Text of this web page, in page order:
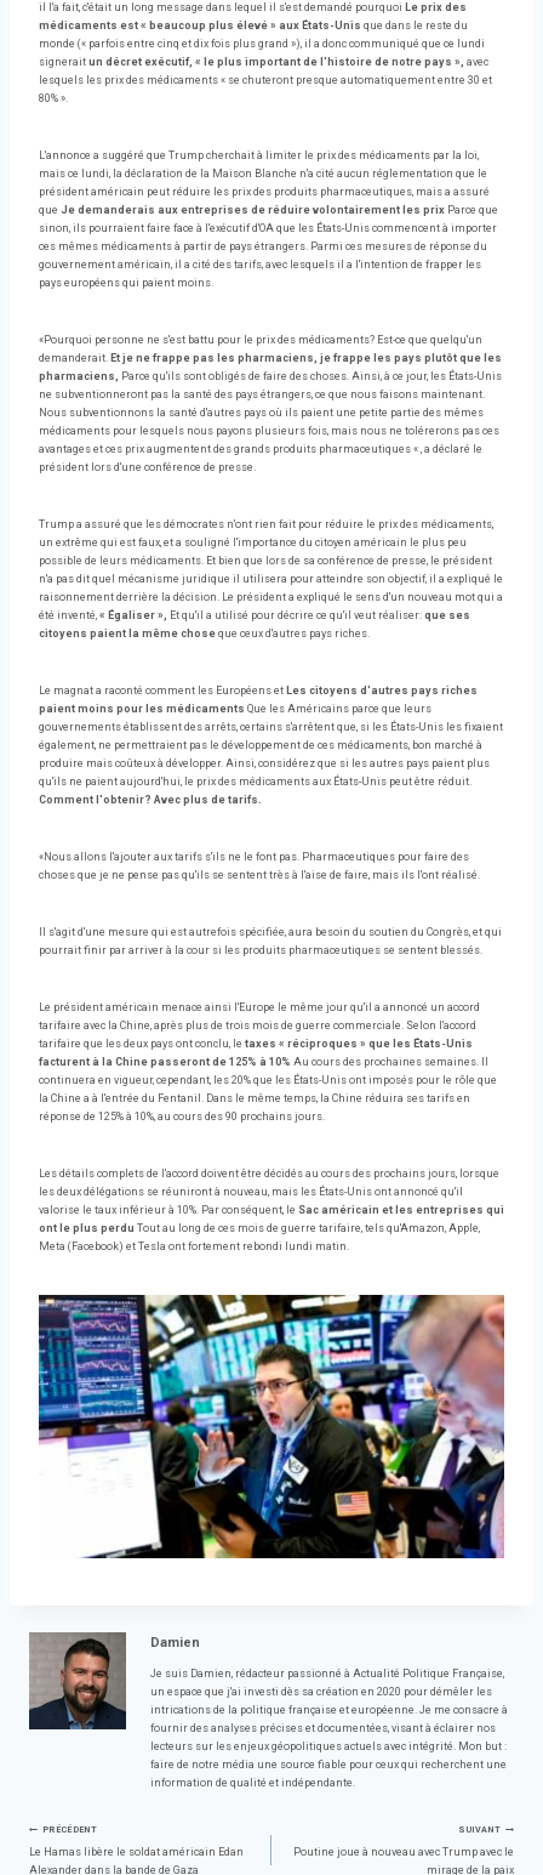
il l'a fait, c'était un long message dans lequel il s'est demandé pourquoi Le prix des
médicaments est « beaucoup plus élevé » aux États-Unis que dans le reste du
monde (« parfois entre cinq et dix fois plus grand »), il a donc communiqué que ce lundi
signerait un décret exécutif, « le plus important de l'histoire de notre pays », avec
lesquels les prix des médicaments « se chuteront presque automatiquement entre 30 et
80% ».
L'annonce a suggéré que Trump cherchait à limiter le prix des médicaments par la loi,
mais ce lundi, la déclaration de la Maison Blanche n'a cité aucun réglementation que le
président américain peut réduire les prix des produits pharmaceutiques, mais a assuré
que Je demanderais aux entreprises de réduire volontairement les prix Parce que
sinon, ils pourraient faire face à l'exécutif d'OA que les États-Unis commencent à importer
ces mêmes médicaments à partir de pays étrangers. Parmi ces mesures de réponse du
gouvernement américain, il a cité des tarifs, avec lesquels il a l'intention de frapper les
pays européens qui paient moins.
«Pourquoi personne ne s'est battu pour le prix des médicaments? Est-ce que quelqu'un
demanderait. Et je ne frappe pas les pharmaciens, je frappe les pays plutôt que les
pharmaciens, Parce qu'ils sont obligés de faire des choses. Ainsi, à ce jour, les États-Unis
ne subventionneront pas la santé des pays étrangers, ce que nous faisons maintenant.
Nous subventionnons la santé d'autres pays où ils paient une petite partie des mêmes
médicaments pour lesquels nous payons plusieurs fois, mais nous ne tolérerons pas ces
avantages et ces prix augmentent des grands produits pharmaceutiques « , a déclaré le
président lors d'une conférence de presse.
Trump a assuré que les démocrates n'ont rien fait pour réduire le prix des médicaments,
un extrême qui est faux, et a souligné l'importance du citoyen américain le plus peu
possible de leurs médicaments. Et bien que lors de sa conférence de presse, le président
n'a pas dit quel mécanisme juridique il utilisera pour atteindre son objectif, il a expliqué le
raisonnement derrière la décision. Le président a expliqué le sens d'un nouveau mot qui a
été inventé, « Égaliser », Et qu'il a utilisé pour décrire ce qu'il veut réaliser: que ses
citoyens paient la même chose que ceux d'autres pays riches.
Le magnat a raconté comment les Européens et Les citoyens d'autres pays riches
paient moins pour les médicaments Que les Américains parce que leurs
gouvernements établissent des arrêts, certains s'arrêtent que, si les États-Unis les fixaient
également, ne permettraient pas le développement de ces médicaments, bon marché à
produire mais coûteux à développer. Ainsi, considérez que si les autres pays paient plus
qu'ils ne paient aujourd'hui, le prix des médicaments aux États-Unis peut être réduit.
Comment l'obtenir? Avec plus de tarifs.
«Nous allons l'ajouter aux tarifs s'ils ne le font pas. Pharmaceutiques pour faire des
choses que je ne pense pas qu'ils se sentent très à l'aise de faire, mais ils l'ont réalisé.
Il s'agit d'une mesure qui est autrefois spécifiée, aura besoin du soutien du Congrès, et qui
pourrait finir par arriver à la cour si les produits pharmaceutiques se sentent blessés.
Le président américain menace ainsi l'Europe le même jour qu'il a annoncé un accord
tarifaire avec la Chine, après plus de trois mois de guerre commerciale. Selon l'accord
tarifaire que les deux pays ont conclu, le taxes « réciproques » que les États-Unis
facturent à la Chine passeront de 125% à 10% Au cours des prochaines semaines. Il
continuera en vigueur, cependant, les 20% que les États-Unis ont imposés pour le rôle que
la Chine a à l'entrée du Fentanil. Dans le même temps, la Chine réduira ses tarifs en
réponse de 125% à 10%, au cours des 90 prochains jours.
Les détails complets de l'accord doivent être décidés au cours des prochains jours, lorsque
les deux délégations se réuniront à nouveau, mais les États-Unis ont annoncé qu'il
valorise le taux inférieur à 10%. Par conséquent, le Sac américain et les entreprises qui
ont le plus perdu Tout au long de ces mois de guerre tarifaire, tels qu'Amazon, Apple,
Meta (Facebook) et Tesla ont fortement rebondi lundi matin.
Damien
Je suis Damien, rédacteur passionné à Actualité Politique Française,
un espace que j'ai investi dès sa création en 2020 pour démêler les
intrications de la politique française et européenne. Je me consacre à
fournir des analyses précises et documentées, visant à éclairer nos
lecteurs sur les enjeux géopolitiques actuels avec intégrité. Mon but :
faire de notre média une source fiable pour ceux qui recherchent une
information de qualité et indépendante.
Navigation
PRÉCÉDENT
Le Hamas libère le soldat américain Edan
Alexander dans la bande de Gaza
SUIVANT
Poutine joue à nouveau avec Trump avec le
mirage de la paix